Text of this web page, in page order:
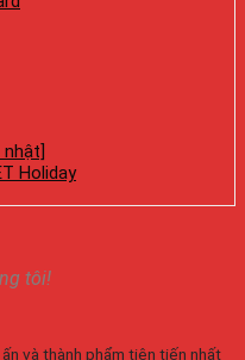
Holiday
tôi!
và thành phẩm tiên tiến nhất